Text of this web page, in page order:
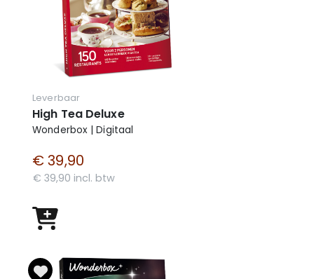
Leverbaar
High Tea Deluxe
Wonderbox | Digitaal
€ 39,90
€ 39,90 incl. btw